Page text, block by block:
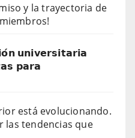
y la trayectoria de
𝘂𝗻𝗶𝘃𝗲𝗿𝘀𝗶𝘁𝗮𝗿𝗶𝗮
𝗽𝗮𝗿𝗮
está evolucionando.
las tendencias que